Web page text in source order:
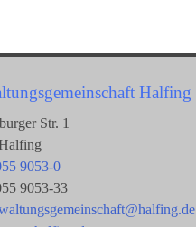
Halfing
Str. 1
9053-0
9053-33